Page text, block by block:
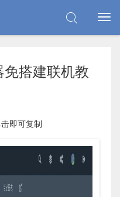
免搭建联机教
即可复制